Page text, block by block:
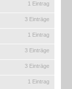
1 Eintrag
3 Einträge
1 Eintrag
3 Einträge
3 Einträge
1 Eintrag